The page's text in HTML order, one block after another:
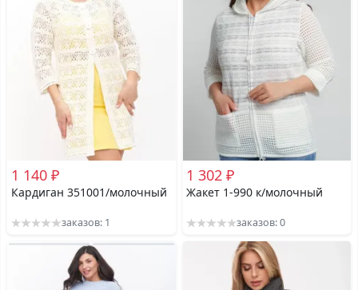
1 140 ₽
Кардиган 351001/молочный
заказов: 1
1 302 ₽
Жакет 1-990 к/молочный
заказов: 0